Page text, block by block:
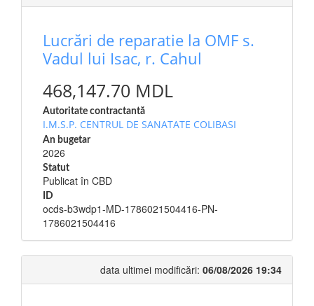
Lucrări de reparatie la OMF s.
Vadul lui Isac, r. Cahul
468,147.70 MDL
Autoritate contractantă
I.M.S.P. CENTRUL DE SANATATE COLIBASI
An bugetar
2026
Statut
Publicat în CBD
ID
ocds-b3wdp1-MD-1786021504416-PN-
1786021504416
data ultimei modificări: 06/08/2026 19:34